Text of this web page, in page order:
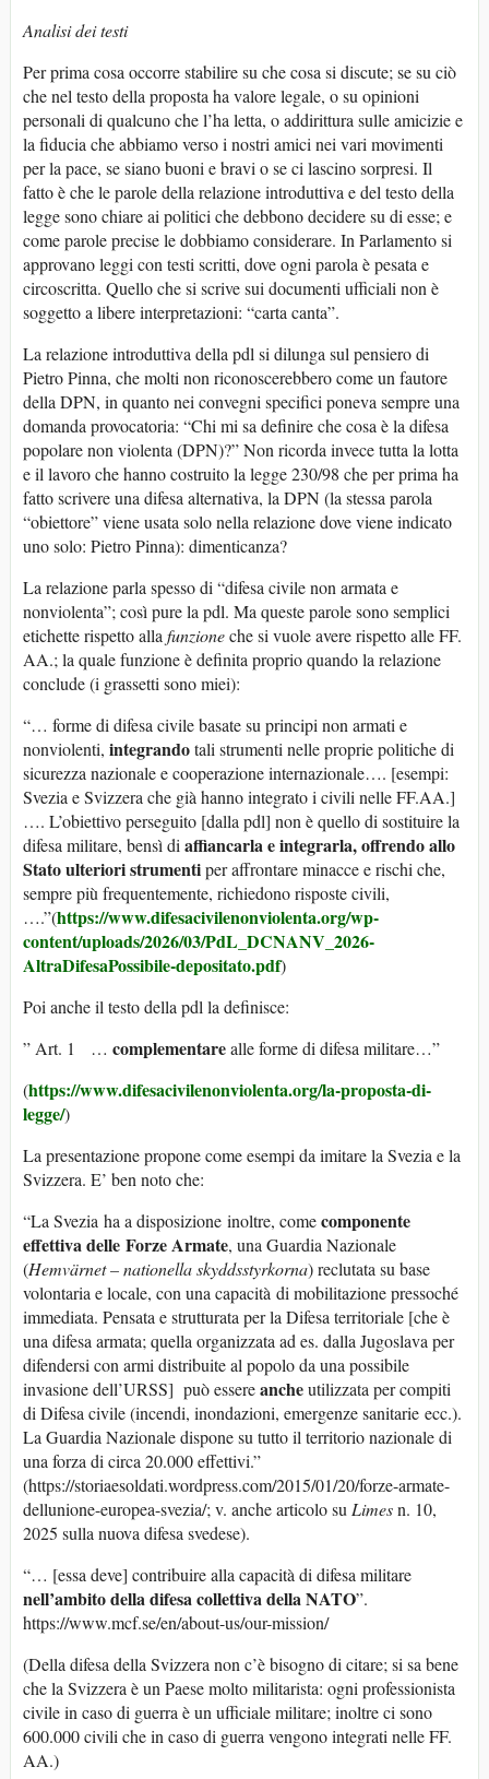
Analisi dei testi
Per prima cosa occorre stabilire su che cosa si discute; se su ciò
che nel testo della proposta ha valore legale, o su opinioni
personali di qualcuno che l’ha letta, o addirittura sulle amicizie e
la fiducia che abbiamo verso i nostri amici nei vari movimenti
per la pace, se siano buoni e bravi o se ci lascino sorpresi. Il
fatto è che le parole della relazione introduttiva e del testo della
legge sono chiare ai politici che debbono decidere su di esse; e
come parole precise le dobbiamo considerare. In Parlamento si
approvano leggi con testi scritti, dove ogni parola è pesata e
circoscritta. Quello che si scrive sui documenti ufficiali non è
soggetto a libere interpretazioni: “carta canta”.
La relazione introduttiva della pdl si dilunga sul pensiero di
Pietro Pinna, che molti non riconoscerebbero come un fautore
della DPN, in quanto nei convegni specifici poneva sempre una
domanda provocatoria: “Chi mi sa definire che cosa è la difesa
popolare non violenta (DPN)?” Non ricorda invece tutta la lotta
e il lavoro che hanno costruito la legge 230/98 che per prima ha
fatto scrivere una difesa alternativa, la DPN (la stessa parola
“obiettore” viene usata solo nella relazione dove viene indicato
uno solo: Pietro Pinna): dimenticanza?
La relazione parla spesso di “difesa civile non armata e
nonviolenta”; così pure la pdl. Ma queste parole sono semplici
etichette rispetto allafunzioneche si vuole avere rispetto alle FF.
AA.; la quale funzione è definita proprio quando la relazione
conclude (i grassetti sono miei):
“… forme di difesa civile basate su principi non armati e
nonviolenti, integrandotali strumenti nelle proprie politiche di
sicurezza nazionale e cooperazione internazionale…. [esempi:
Svezia e Svizzera che già hanno integrato i civili nelle FF.AA.]
…. L’obiettivo perseguito [dalla pdl] non è quello di sostituire la
difesa militare, bensì diaffiancarla e integrarla, offrendo allo
Stato ulteriori strumentiper affrontare minacce e rischi che,
sempre più frequentemente, richiedono risposte civili,
….”(https://www.difesacivilenonviolenta.org/wp-
content/uploads/2026/03/PdL_DCNANV_2026-
AltraDifesaPossibile-depositato.pdf)
Poi anche il testo della pdl la definisce:
” Art. 1 … complementarealle forme di difesa militare…”
(https://www.difesacivilenonviolenta.org/la-proposta-di-
legge/)
La presentazione propone come esempi da imitare la Svezia e la
Svizzera. E’ ben noto che:
“La Svezia ha a disposizione inoltre, comecomponente
effettiva delle Forze Armate, una Guardia Nazionale
(Hemvärnet – nationella skyddsstyrkorna) reclutata su base
volontaria e locale, con una capacità di mobilitazione pressoché
immediata. Pensata e strutturata per la Difesa territoriale [che è
una difesa armata; quella organizzata ad es. dalla Jugoslava per
difendersi con armi distribuite al popolo da una possibile
invasione dell’URSS] può essereancheutilizzata per compiti
di Difesa civile (incendi, inondazioni, emergenze sanitarie ecc.).
La Guardia Nazionale dispone su tutto il territorio nazionale di
una forza di circa 20.000 effettivi.”
(https://storiaesoldati.wordpress.com/2015/01/20/forze-armate-
dellunione-europea-svezia/; v. anche articolo suLimesn. 10,
2025 sulla nuova difesa svedese).
“… [essa deve] contribuire alla capacità di difesa militare
nell’ambito della difesa collettivadella NATO”.
https://www.mcf.se/en/about-us/our-mission/
(Della difesa della Svizzera non c’è bisogno di citare; si sa bene
che la Svizzera è un Paese molto militarista: ogni professionista
civile in caso di guerra è un ufficiale militare; inoltre ci sono
600.000 civili che in caso di guerra vengono integrati nelle FF.
AA.)